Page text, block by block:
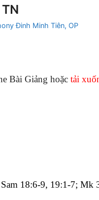
Đinh Minh Tiên, OP
Bài Giảng hoặc tải
18:6-9, 19:1-7; Mk